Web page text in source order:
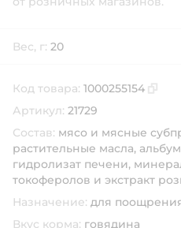
Вес, г: 20
Код товара: 1000255154
Артикул: 21729
Состав: мясо и мясные
растительные масла,
гидролизат печени,
токоферолов и экстракт
Назначение: для
Вкус корма: говядина